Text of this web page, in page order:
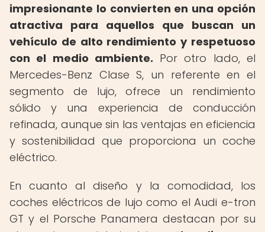
impresionante lo convierten en una opción
atractiva para aquellos que buscan un
vehículo de alto rendimiento y respetuoso
con el medio ambiente. Por otro lado, el
Mercedes-Benz Clase S, un referente en el
segmento de lujo, ofrece un rendimiento
sólido y una experiencia de conducción
refinada, aunque sin las ventajas en eficiencia
y sostenibilidad que proporciona un coche
eléctrico.
En cuanto al diseño y la comodidad, los
coches eléctricos de lujo como el Audi e-tron
GT y el Porsche Panamera destacan por su